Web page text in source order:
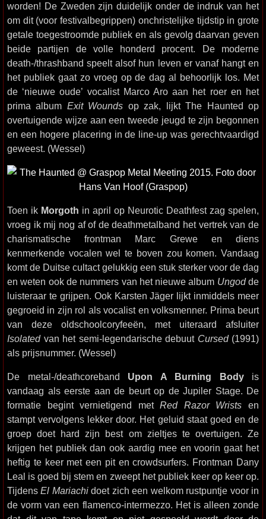
worden! De Zweden zijn duidelijk onder de indruk van het
om dit (voor festivalbegrippen) onchristelijke tijdstip in grote
getale toegestroomde publiek en als gevolg daarvan geven
beide partijen de volle honderd procent. De moderne
death-/thrashband speelt alsof hun leven er vanaf hangt en
het publiek gaat zo vroeg op de dag al behoorlijk los. Met
de ‘nieuwe oude’ vocalist Marco Aro aan het roer en het
prima album Exit Wounds op zak, lijkt The Haunted op
overtuigende wijze aan een tweede jeugd te zijn begonnen
en een hogere placering in de line-up was gerechtvaardigd
geweest. (Wessel)
Toen ik Morgoth in april op Neurotic Deathfest zag spelen,
vroeg ik mij nog af of de deathmetalband het vertrek van de
charismatische frontman Marc Grewe en diens
kenmerkende vocalen wel te boven zou komen. Vandaag
komt de Duitse cultact gelukkig een stuk sterker voor de dag
en weten ook de nummers van het nieuwe album Ungodde
luisteraar te grijpen. Ook Karsten Jäger lijkt inmiddels meer
gegroeid in zijn rol als vocalist en volksmenner. Prima beurt
van deze oldschoolcoryfeeën, met uiteraard afsluiter
Isolatedvan het semi-legendarische debuut Cursed(1991)
als prijsnummer. (Wessel)
De metal-/deathcoreband Upon A Burning Bodyis
vandaag als eerste aan de beurt op de Jupiler Stage. De
formatie begint vernietigend metRed Razor Wrists en
stampt vervolgens lekker door. Het geluid staat goed en de
groep doet hard zijn best om zieltjes te overtuigen. Ze
krijgen het publiek dan ook aardig mee en voorin gaat het
heftig te keer met een pit en crowdsurfers. Frontman Dany
Leal is goed bij stem en zweept het publiek keer op keer op.
TijdensEl Mariachidoet zich een welkom rustpuntje voor in
de vorm van een flamenco-intermezzo. Het is alleen zonde